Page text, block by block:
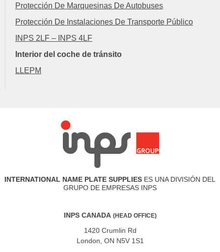
Protección De Marquesinas De Autobuses
Protección De Instalaciones De Transporte Público
INPS 2LF – INPS 4LF
Interior del coche de tránsito
LLEPM
INTERNATIONAL NAME PLATE SUPPLIES ES UNA DIVISIÓN DEL
GRUPO DE EMPRESAS INPS
INPS CANADA (HEAD OFFICE)
1420 Crumlin Rd
London, ON N5V 1S1